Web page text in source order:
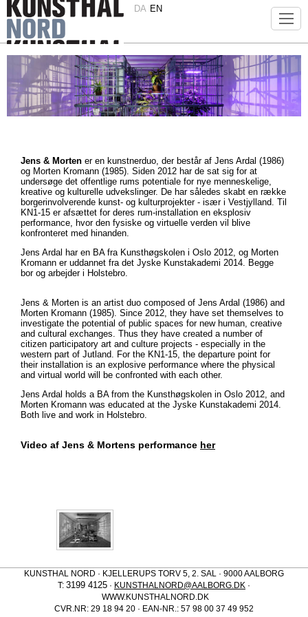
DA EN
Jens & Morten er en kunstnerduo, der består af Jens Ardal (1986)
og Morten Kromann (1985). Siden 2012 har de sat sig for at
undersøge det offentlige rums potentiale for nye menneskelige,
kreative og kulturelle udvekslinger. De har således skabt en række
borgerinvolverende kunst- og kulturprojekter - især i Vestjylland. Til
KN1-15 er afsættet for deres rum-installation en eksplosiv
performance, hvor den fysiske og virtuelle verden vil blive
konfronteret med hinanden.
Jens Ardal har en BA fra Kunsthøgskolen i Oslo 2012, og Morten
Kromann er uddannet fra det Jyske Kunstakademi 2014. Begge
bor og arbejder i Holstebro.
Jens & Morten is an artist duo composed of Jens Ardal (1986) and
Morten Kromann (1985). Since 2012, they have set themselves to
investigate the potential of public spaces for new human, creative
and cultural exchanges. Thus they have created a number of
citizen participatory art and culture projects - especially in the
western part of Jutland. For the KN1-15, the departure point for
their installation is an explosive performance where the physical
and virtual world will be confronted with each other.
Jens Ardal holds a BA from the Kunsthøgskolen in Oslo 2012, and
Morten Kromann was educated at the Jyske Kunstakademi 2014.
Both live and work in Holstebro.
Video af Jens & Mortens performance her
KUNSTHAL NORD · KJELLERUPS TORV 5, 2. SAL · 9000 AALBORG
T: 3199 4125 · KUNSTHALNORD@AALBORG.DK ·
WWW.KUNSTHALNORD.DK
CVR.NR: 29 18 94 20 · EAN-NR.: 57 98 00 37 49 952